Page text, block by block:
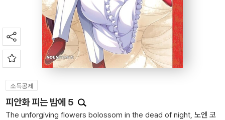
소득공제
피안화 피는 밤에 5
The unforgiving flowers bolossom in the dead of night, 노엔 코